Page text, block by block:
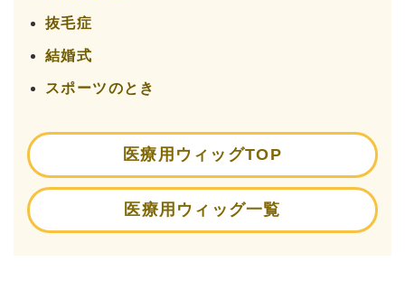
抜毛症
結婚式
スポーツのとき
医療用ウィッグTOP
医療用ウィッグ一覧